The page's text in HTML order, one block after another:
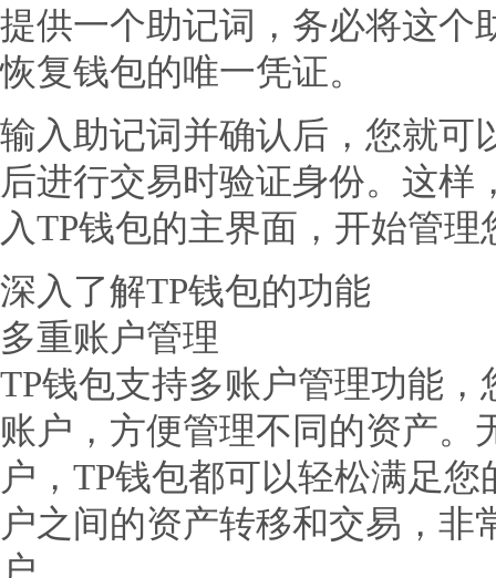
提供一个助记词，务必将这个
恢复钱包的唯一凭证。
输入助记词并确认后，您就可
后进行交易时验证身份。这样
入TP钱包的主界面，开始管
深入了解TP钱包的功能
多重账户管理
TP钱包支持多账户管理功能
账户，方便管理不同的资产。
户，TP钱包都可以轻松满足
户之间的资产转移和交易，非